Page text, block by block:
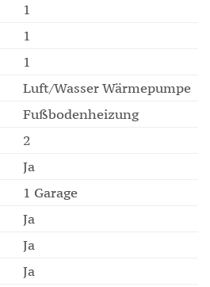
1
1
1
Luft/Wasser Wärmepumpe
Fußbodenheizung
2
Ja
1 Garage
Ja
Ja
Ja